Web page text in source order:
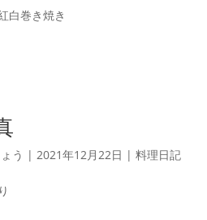
白巻き焼き
う |2021年12月22日 |料理日記